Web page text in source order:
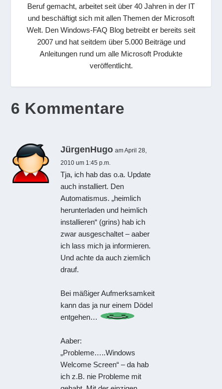
Beruf gemacht, arbeitet seit über 40 Jahren in der IT
und beschäftigt sich mit allen Themen der Microsoft
Welt. Den Windows-FAQ Blog betreibt er bereits seit
2007 und hat seitdem über 5.000 Beiträge und
Anleitungen rund um alle Microsoft Produkte
veröffentlicht.
6 Kommentare
JürgenHugo am April 28,
2010 um 1:45 p.m.
Tja, ich hab das o.a. Update
auch installiert. Den
Automatismus. „heimlich
herunterladen und heimlich
installieren“ (grins) hab ich
zwar ausgeschaltet – aaber
ich lass mich ja informieren.
Und achte da auch ziemlich
drauf.
Bei mäßiger Aufmerksamkeit
kann das ja nur einem Dödel
entgehen…
Aaber:
„Probleme…..Windows
Welcome Screen“ – da hab
ich z.B. nie Probleme mit